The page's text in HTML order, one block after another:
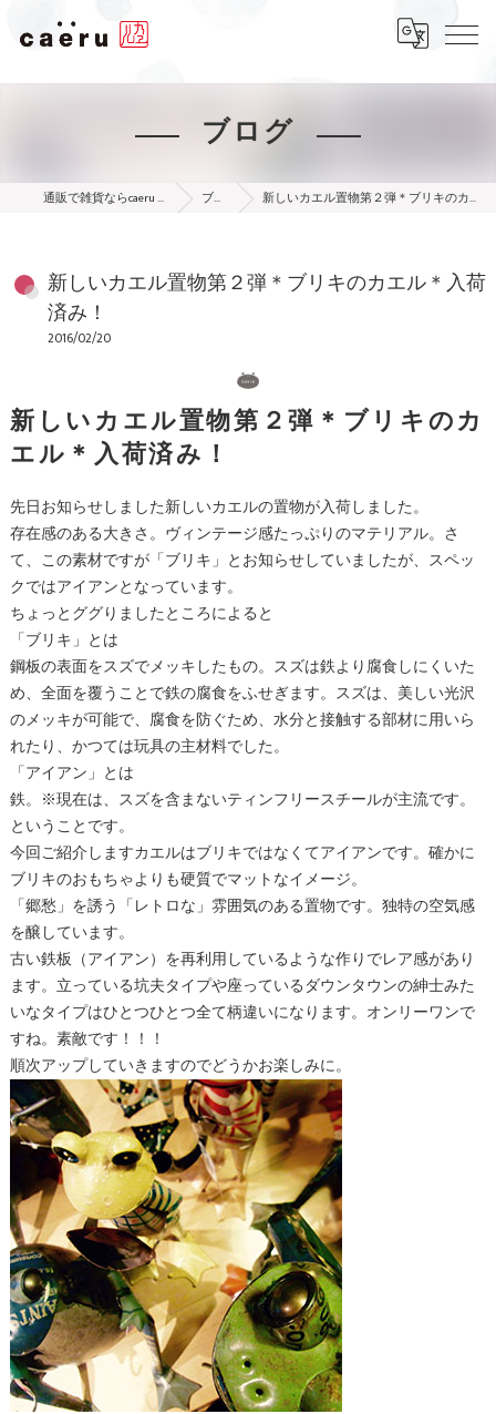
ブログ
通販で雑貨ならcaeru online shop ブログ 新しいカエル置物第２弾＊ブリキのカエル＊入荷済み！
新しいカエル置物第２弾＊ブリキのカエル＊入荷
済み！
2016/02/20
新しいカエル置物第２弾＊ブリキのカ
エル＊入荷済み！
先日お知らせしました新しいカエルの置物が入荷しました。
存在感のある大きさ。ヴィンテージ感たっぷりのマテリアル。さ
て、この素材ですが「ブリキ」とお知らせしていましたが、スペッ
クではアイアンとなっています。
ちょっとググりましたところによると
「ブリキ」とは
鋼板の表面をスズでメッキしたもの。 スズは鉄より腐食しにくいた
め、全面を覆うことで鉄の腐食をふせぎます。スズは、美しい光沢
のメッキが可能で、腐食を防ぐため、水分と接触する部材に用いら
れたり、かつては玩具の主材料でした。
「アイアン」とは
鉄。
※現在は、スズを含まないティンフリースチールが主流です。
ということです。
今回ご紹介しますカエルはブリキではなくてアイアンです。確かに
ブリキのおもちゃよりも硬質でマットなイメージ。
「郷愁」を誘う「レトロな」雰囲気のある置物です。独特の空気感
を醸しています。
古い鉄板（アイアン）を再利用しているような作りでレア感があり
ます。立っている坑夫タイプや座っているダウンタウンの紳士みた
いなタイプはひとつひとつ全て柄違いになります。オンリーワンで
すね。素敵です！！！
順次アップしていきますのでどうかお楽しみに。